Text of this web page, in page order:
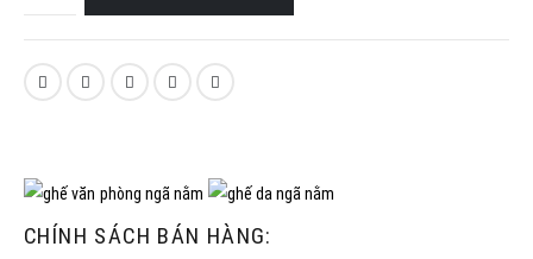
CHÍNH SÁCH BÁN HÀNG: